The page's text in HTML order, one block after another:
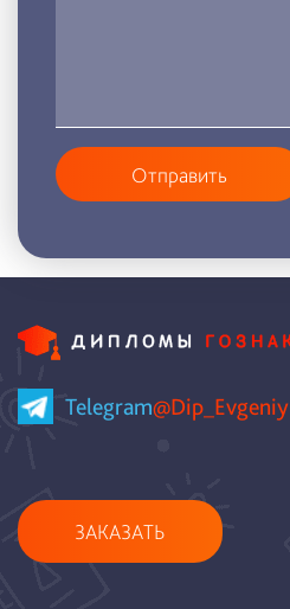
Отправить
Telegram@Dip_Evgeniy
ЗАКАЗАТЬ